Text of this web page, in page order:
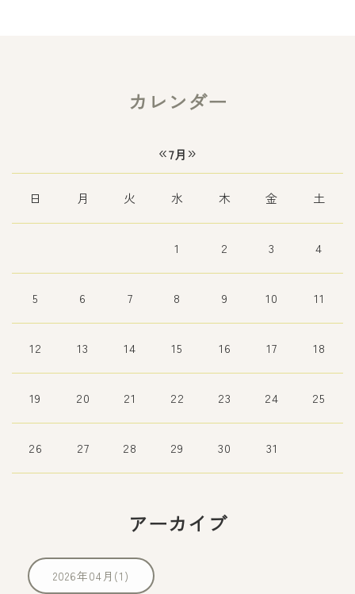
カレンダー
«7月 »
日 月 火 水 木 金 土
1 2 3 4
5 6 7 8 9 10 11
12 13 14 15 16 17 18
19 20 21 22 23 24 25
26 27 28 29 30 31
アーカイブ
2026年04月(1)